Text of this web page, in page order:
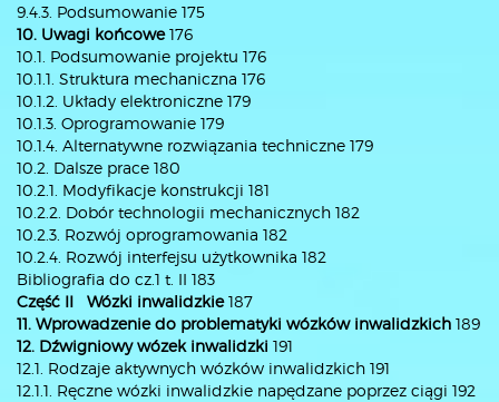
9.4.3. Podsumowanie 175
10. Uwagi końcowe176
10.1. Podsumowanie projektu 176
10.1.1. Struktura mechaniczna 176
10.1.2. Układy elektroniczne 179
10.1.3. Oprogramowanie 179
10.1.4. Alternatywne rozwiązania techniczne 179
10.2. Dalsze prace 180
10.2.1. Modyfikacje konstrukcji 181
10.2.2. Dobór technologii mechanicznych 182
10.2.3. Rozwój oprogramowania 182
10.2.4. Rozwój interfejsu użytkownika 182
Bibliografia do cz.1 t. II 183
Część II Wózki inwalidzkie187
11. Wprowadzenie do problematyki wózków inwalidzkich 189
12. Dźwigniowy wózek inwalidzki 191
12.1. Rodzaje aktywnych wózków inwalidzkich 191
12.1.1. Ręczne wózki inwalidzkie napędzane poprzez ciągi 192